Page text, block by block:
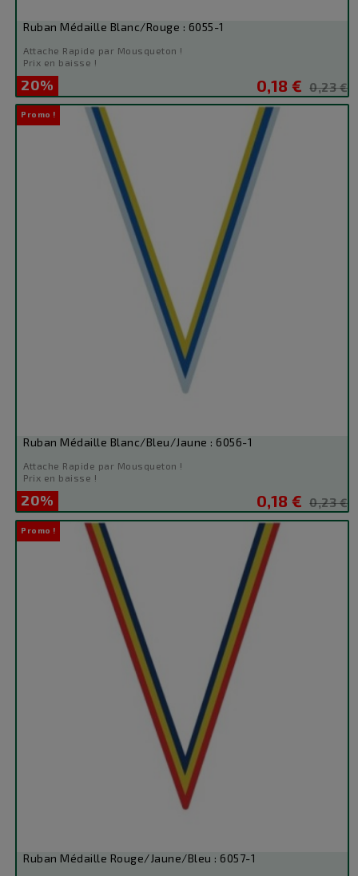
20%
Ruban Médaille Blanc/Rouge : 6055-1
Attache Rapide par Mousqueton !
Prix en baisse !
Prix
0,18 € Prix
de
0,23 €
Promo !
20%
Ruban Médaille Blanc/Bleu/Jaune : 6056-1
Attache Rapide par Mousqueton !
Prix en baisse !
Prix
0,18 € Prix
de
0,23 €
Promo !
Ruban Médaille Rouge/Jaune/Bleu : 6057-1